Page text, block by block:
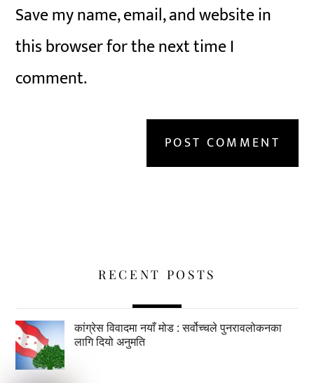
Save my name, email, and website in
this browser for the next time I
comment.
RECENT POSTS
कांग्रेस विवादमा नयाँ मोड : सर्वोच्चले पुनरावलोकनका
लागि दियो अनुमति